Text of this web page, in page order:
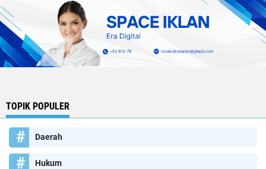
TOPIK POPULER
Daerah
Hukum